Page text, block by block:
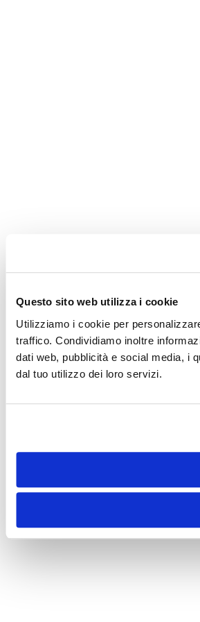
Questo sito web utilizza i cookie
Utilizziamo i cookie per
traffico. Condividiamo inoltre
dati web, pubblicità e social media, i
dal tuo utilizzo dei loro servizi.